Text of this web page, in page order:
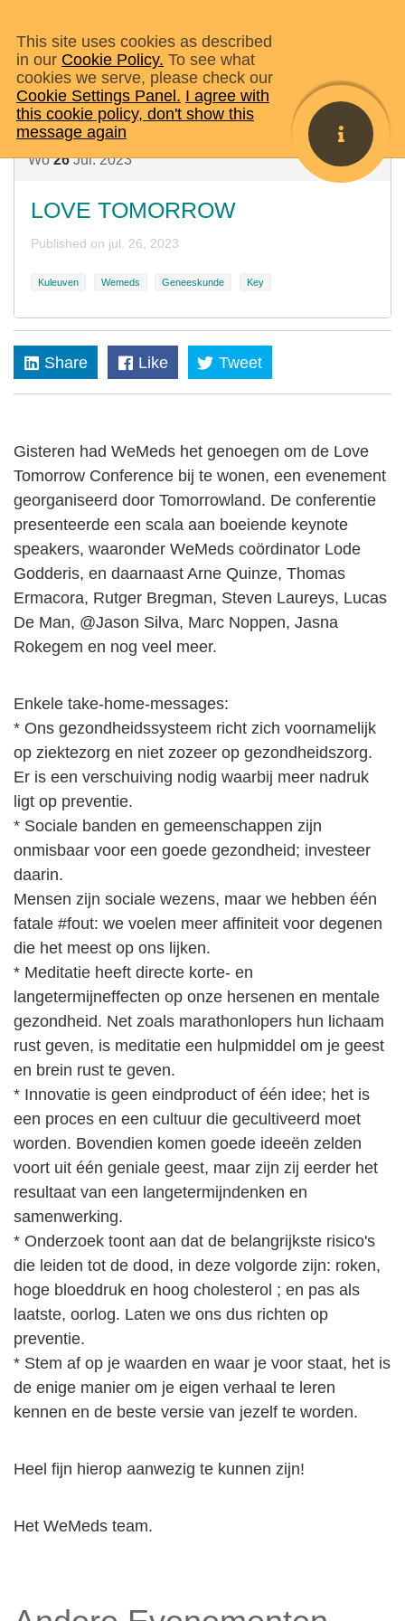
This site uses cookies as described
in our Cookie Policy. To see what
cookies we serve, please check our
Cookie Settings Panel. I agree with
this cookie policy, don't show this
message again
Where I Am
Home Evenementen LOVE TOMORROW
26
2023
Wo 26 Jul. 2023
LOVE TOMORROW
Published on jul. 26, 2023
Kuleuven Wemeds Geneeskunde Key
Share Like Tweet
Gisteren had WeMeds het genoegen om de Love
Tomorrow Conference bij te wonen, een evenement
georganiseerd door Tomorrowland. De conferentie
presenteerde een scala aan boeiende keynote
speakers, waaronder WeMeds coördinator Lode
Godderis, en daarnaast Arne Quinze, Thomas
Ermacora, Rutger Bregman, Steven Laureys, Lucas
De Man, @Jason Silva, Marc Noppen, Jasna
Rokegem en nog veel meer.
Enkele take-home-messages:
* Ons gezondheidssysteem richt zich voornamelijk
op ziektezorg en niet zozeer op gezondheidszorg.
Er is een verschuiving nodig waarbij meer nadruk
ligt op preventie.
* Sociale banden en gemeenschappen zijn
onmisbaar voor een goede gezondheid; investeer
daarin.
Mensen zijn sociale wezens, maar we hebben één
fatale #fout: we voelen meer affiniteit voor degenen
die het meest op ons lijken.
* Meditatie heeft directe korte- en
langetermijneffecten op onze hersenen en mentale
gezondheid. Net zoals marathonlopers hun lichaam
rust geven, is meditatie een hulpmiddel om je geest
en brein rust te geven.
* Innovatie is geen eindproduct of één idee; het is
een proces en een cultuur die gecultiveerd moet
worden. Bovendien komen goede ideeën zelden
voort uit één geniale geest, maar zijn zij eerder het
resultaat van een langetermijndenken en
samenwerking.
* Onderzoek toont aan dat de belangrijkste risico's
die leiden tot de dood, in deze volgorde zijn: roken,
hoge bloeddruk en hoog cholesterol ; en pas als
laatste, oorlog. Laten we ons dus richten op
preventie.
* Stem af op je waarden en waar je voor staat, het is
de enige manier om je eigen verhaal te leren
kennen en de beste versie van jezelf te worden.
Heel fijn hierop aanwezig te kunnen zijn!
Het WeMeds team.